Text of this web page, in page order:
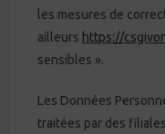
les mesures de
ailleurs https://
sensibles ».
Les Données
traitées par des